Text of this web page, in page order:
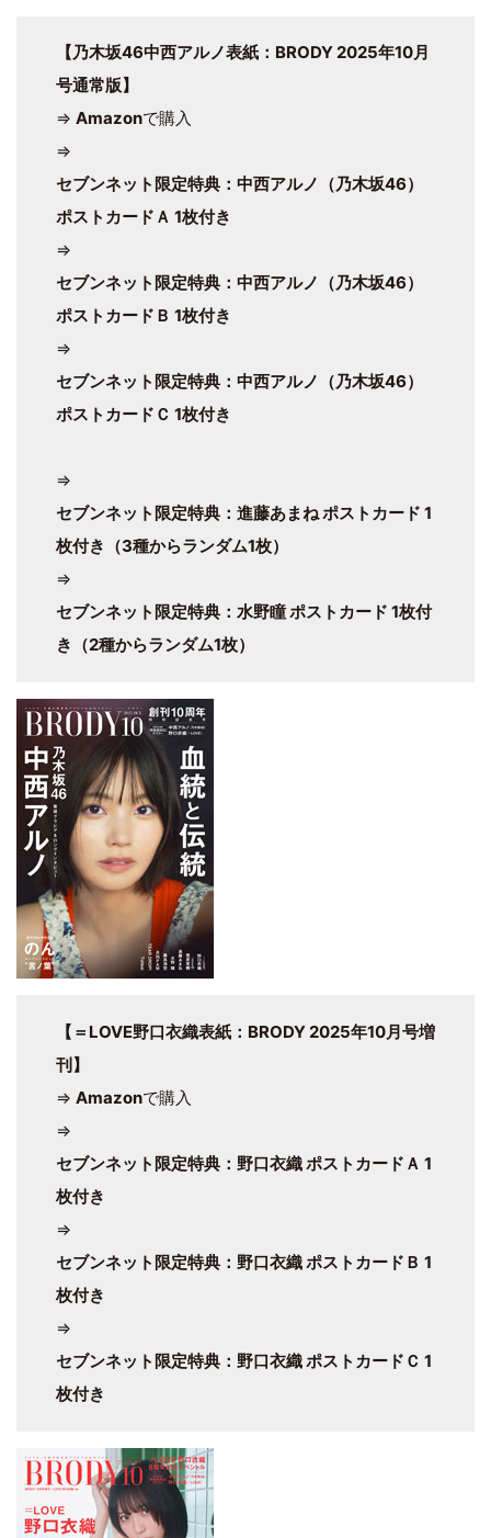
【乃木坂46中西アルノ表紙：BRODY 2025年10月
号通常版】
⇒ Amazonで購入
⇒
セブンネット限定特典：中西アルノ（乃木坂46）
ポストカードＡ 1枚付き
⇒
セブンネット限定特典：中西アルノ（乃木坂46）
ポストカードＢ 1枚付き
⇒
セブンネット限定特典：中西アルノ（乃木坂46）
ポストカードＣ 1枚付き
⇒
セブンネット限定特典：進藤あまね ポストカード 1
枚付き（3種からランダム1枚）
⇒
セブンネット限定特典：水野瞳 ポストカード 1枚付
き（2種からランダム1枚）
【＝LOVE野口衣織表紙：BRODY 2025年10月号増
刊】
⇒ Amazonで購入
⇒
セブンネット限定特典：野口衣織 ポストカードＡ 1
枚付き
⇒
セブンネット限定特典：野口衣織 ポストカードＢ 1
枚付き
⇒
セブンネット限定特典：野口衣織 ポストカードＣ 1
枚付き